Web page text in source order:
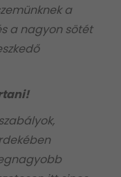
a
a nagyon sötét